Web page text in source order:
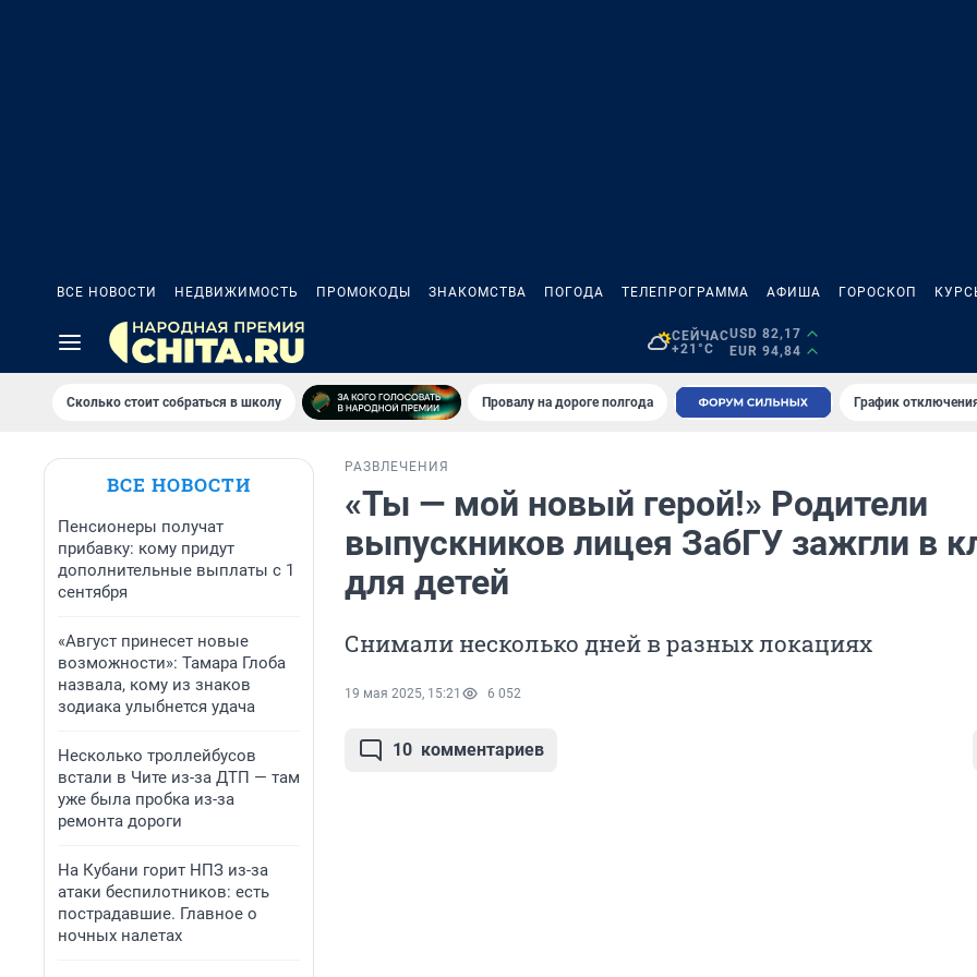
ВСЕ НОВОСТИ НЕДВИЖИМОСТЬ ПРОМОКОДЫ ЗНАКОМСТВА ПОГОДА ТЕЛЕПРОГРАММА АФИША ГОРОСКОП
СЕЙЧАС
+21°C
USD 82,17
EUR 94,84
Сколько стоит собраться в школу Провалу на дороге полгода График
ВСЕ НОВОСТИ
Пенсионеры получат
прибавку: кому придут
дополнительные выплаты с 1
сентября
«Август принесет новые
возможности»: Тамара Глоба
назвала, кому из знаков
зодиака улыбнется удача
Несколько троллейбусов
встали в Чите из-за ДТП — там
уже была пробка из-за
ремонта дороги
На Кубани горит НПЗ из-за
атаки беспилотников: есть
пострадавшие. Главное о
ночных налетах
РАЗВЛЕЧЕНИЯ
«Ты — мой новый герой!» Родители
выпускников лицея ЗабГУ зажгли в
для детей
Снимали несколько дней в разных локациях
19 мая 2025, 15:21 6 052
10 комментариев